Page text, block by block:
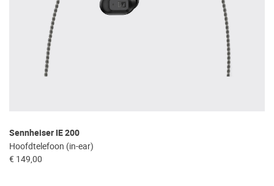
Sennheiser IE 200
Hoofdtelefoon (in-ear)
€ 149,00